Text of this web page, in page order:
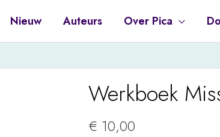
Nieuw Auteurs Over Pica
Werkboek
€ 10,00